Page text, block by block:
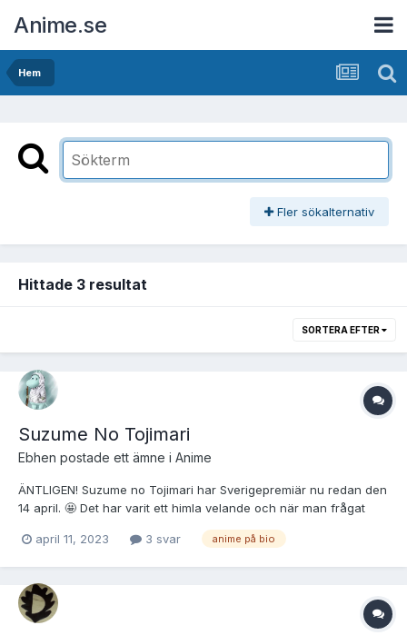
Anime.se
Hem
Fler sökalternativ
Hittade 3 resultat
SORTERA EFTER
Suzume No Tojimari
Ebhen postade ett ämne i Anime
ÄNTLIGEN! Suzume no Tojimari har Sverigepremiär nu redan den
14 april. 🤩 Det har varit ett himla velande och när man frågat
kommer och dels att den ska komma... De verkar inte riktigt ha
april 11, 2023 3 svar anime på bio